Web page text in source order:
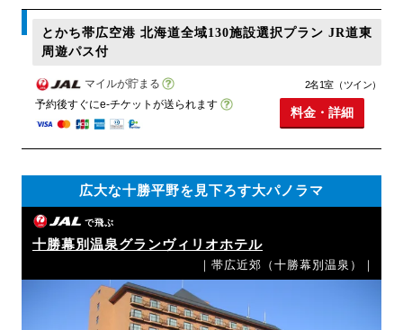
とかち帯広空港 北海道全域130施設選択プラン JR道東
周遊パス付
マイルが貯まる
予約後すぐにe-チケットが送られます
2名1室（ツイン）
料金・詳細
広大な十勝平野を見下ろす大パノラマ
で飛ぶ
十勝幕別温泉グランヴィリオホテル
｜帯広近郊（十勝幕別温泉）｜